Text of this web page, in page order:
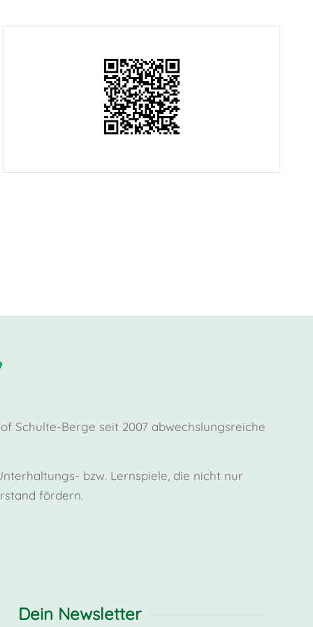
Schulte-Berge seit 2007 abwechslungsreiche
bzw. Lernspiele, die nicht nur
fördern.
Dein Newsletter